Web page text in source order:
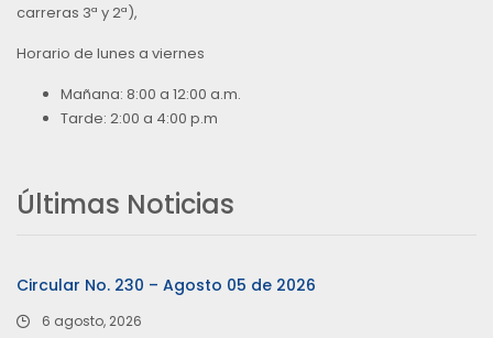
carreras 3ª y 2ª),
Horario de lunes a viernes
Mañana: 8:00 a 12:00 a.m.
Tarde: 2:00 a 4:00 p.m
Últimas Noticias
Circular No. 230 – Agosto 05 de 2026
6 agosto, 2026